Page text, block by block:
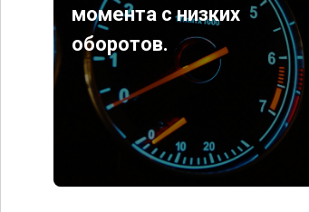
момента с низких
оборотов.